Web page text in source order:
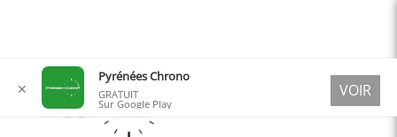
contenu
✕
Pyrénées Chrono
GRATUIT
Sur Google Play
VOIR